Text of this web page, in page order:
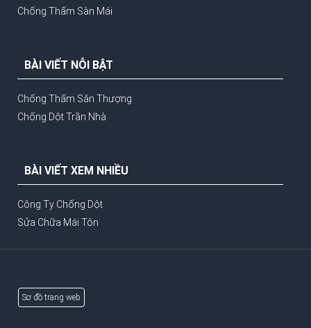
Chống Thấm Sàn Mái
BÀI VIẾT NỖI BẬT
Chống Thấm Sân Thượng
Chống Dột Trần Nhà
BÀI VIẾT XEM NHIỀU
Công Ty Chống Dột
Sửa Chữa Mái Tôn
Sơ đồ trang web